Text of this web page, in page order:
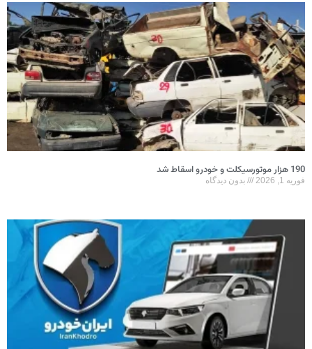
190 هزار موتورسیکلت و خودرو اسقاط شد
فوریه 1, 2026 بدون دیدگاه